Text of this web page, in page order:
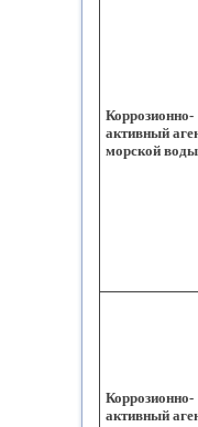
Коррозионно-
активный
морской воды
Коррозионно-
активный